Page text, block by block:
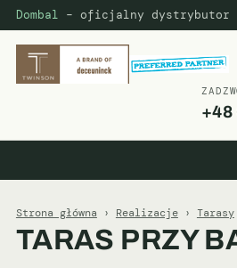
Dombal – oficjalny dystrybutor
+48
Strona główna › Realizacje› Tarasy
TARAS PRZY